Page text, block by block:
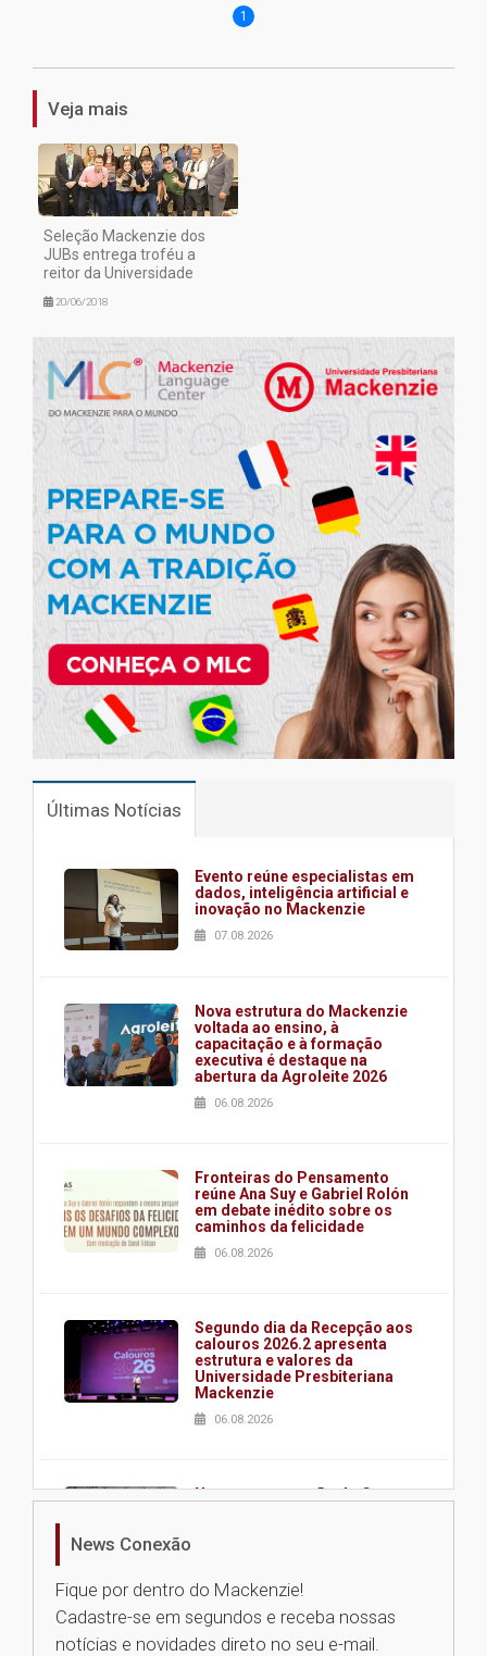
1
Veja mais
Seleção Mackenzie dos
JUBs entrega troféu a
reitor da Universidade
20/06/2018
Últimas Notícias
Evento reúne especialistas em
dados, inteligência artificial e
inovação no Mackenzie
07.08.2026
Nova estrutura do Mackenzie
voltada ao ensino, à
capacitação e à formação
executiva é destaque na
abertura da Agroleite 2026
06.08.2026
Fronteiras do Pensamento
reúne Ana Suy e Gabriel Rolón
em debate inédito sobre os
caminhos da felicidade
06.08.2026
Segundo dia da Recepção aos
calouros 2026.2 apresenta
estrutura e valores da
Universidade Presbiteriana
Mackenzie
06.08.2026
Nova apresentação do Centro
Universidade Mackenzie
realizará nova edição da Feira
News Conexão
Fique por dentro do Mackenzie!
Cadastre-se em segundos e receba nossas
notícias e novidades direto no seu e-mail.